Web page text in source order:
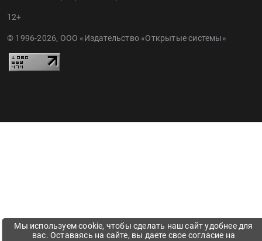
12+
© 1996-2026, ООО «Издательство «Открытые системы»
Мы используем cookie, чтобы сделать наш сайт удобнее для
вас. Оставаясь на сайте, вы даете свое согласие на